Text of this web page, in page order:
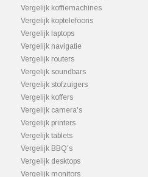
Vergelijk koffiemachines
Vergelijk koptelefoons
Vergelijk laptops
Vergelijk navigatie
Vergelijk routers
Vergelijk soundbars
Vergelijk stofzuigers
Vergelijk koffers
Vergelijk camera's
Vergelijk printers
Vergelijk tablets
Vergelijk BBQ's
Vergelijk desktops
Vergelijk monitors